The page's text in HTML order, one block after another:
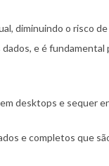
diminuindo o risco
e é fundamental
desktops e sequer
e completos que